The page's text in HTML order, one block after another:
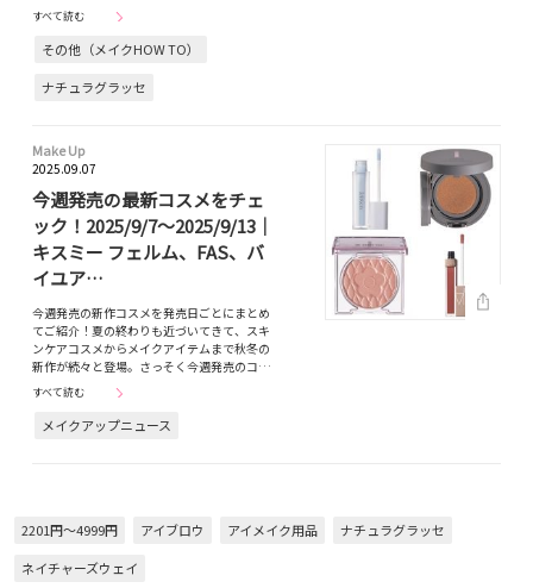
すべて読む
その他（メイクHOW TO）
ナチュラグラッセ
Make Up
2025.09.07
今週発売の最新コスメをチェ
ック！2025/9/7～2025/9/13｜
キスミー フェルム、FAS、バ
イユア…
今週発売の新作コスメを発売日ごとにまとめ
てご紹介！夏の終わりも近づいてきて、スキ
ンケアコスメからメイクアイテムまで秋冬の
新作が続々と登場。さっそく今週発売のコ…
すべて読む
メイクアップニュース
2201円～4999円 アイブロウ アイメイク用品
ナチュラグラッセ
ネイチャーズウェイ